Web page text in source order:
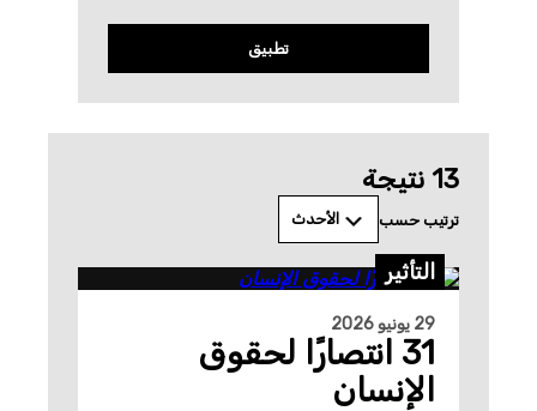
تطبيق
‫‫13 نتيجة
ترتيب حسب الأحدث
التأثير
29 يونيو 2026
31 انتصارًا لحقوق
الإنسان